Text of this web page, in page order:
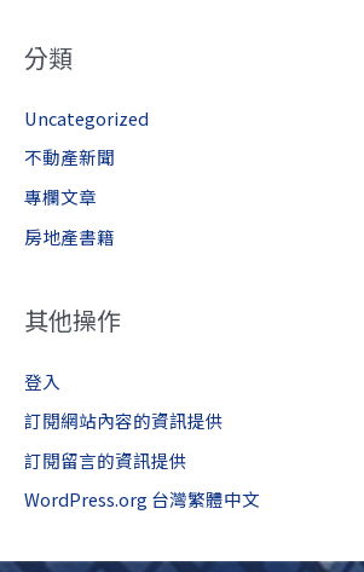
分類
Uncategorized
不動產新聞
專欄文章
房地產書籍
其他操作
登入
訂閱網站內容的資訊提供
訂閱留言的資訊提供
WordPress.org 台灣繁體中文